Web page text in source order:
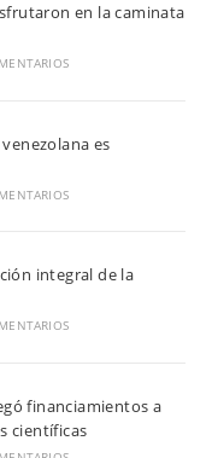
en la caminata
es
integral de la
financiamientos a
científicas